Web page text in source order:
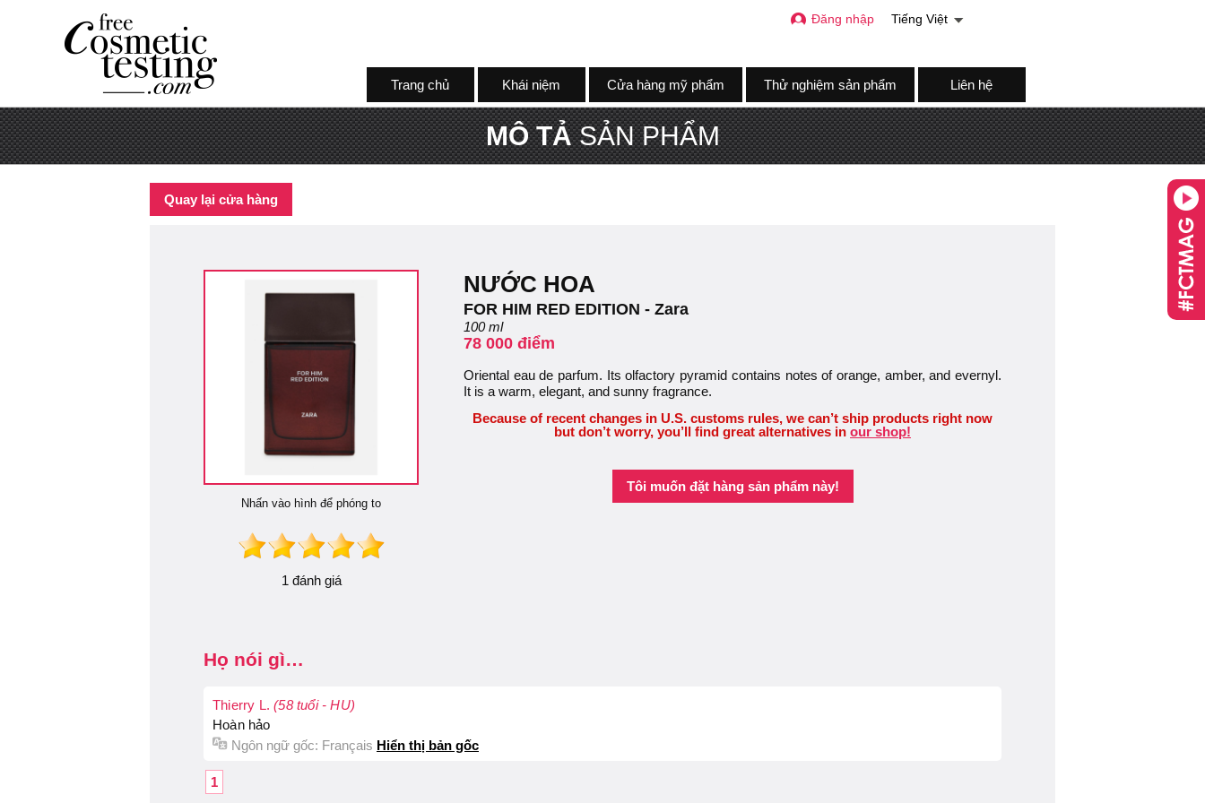
Trang chủ Khái niệm Cửa hàng mỹ phẩm Thử nghiệm sản phẩm Liên hệ
Đăng nhập Tiếng Việt
MÔ TẢSẢN PHẨM
Quay lại cửa hàng
Nhấn vào hình để phóng to
1 đánh giá
NƯỚC HOA
FOR HIM RED EDITION - Zara
100 ml
78 000 điểm
Oriental eau de parfum. Its olfactory pyramid contains notes of orange, amber, and evernyl.
It is a warm, elegant, and sunny fragrance.
Because of recent changes in U.S. customs rules, we can’t ship products right now
but don’t worry, you’ll find great alternatives in our shop!
Tôi muốn đặt hàng sản phẩm này!
Họ nói gì…
Thierry L.(58 tuổi - HU)
Hoàn hảo
Ngôn ngữ gốc: Français Hiển thị bản gốc
1